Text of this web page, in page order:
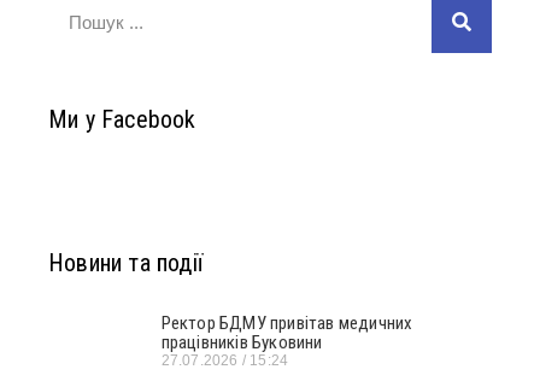
Ми у Facebook
Новини та події
Ректор БДМУ привітав медичних
працівників Буковини
27.07.2026 15:24